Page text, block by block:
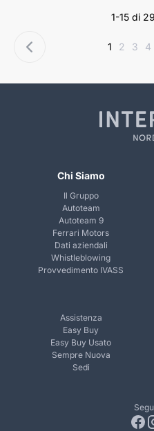
1-15 di
1 2 3 4
Chi Siamo
Il Gruppo
Autoteam
Autoteam 9
Ferrari Motors
Dati aziendali
Whistleblowing
Provvedimento IVASS
Assistenza
Easy Buy
Easy Buy Usato
Sempre Nuova
Sedi